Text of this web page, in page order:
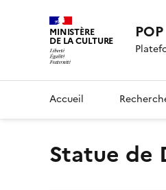
MINISTÈRE
DE LA CULTURE POP
Accueil
Statue